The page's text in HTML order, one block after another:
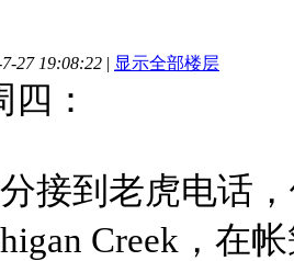
27 19:08:22 | 显示全部楼层
：
接到老虎电话
Creek，在